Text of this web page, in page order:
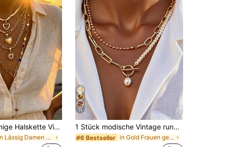
4er Set Y-förmige Halskette Vintage, elegant mehrlagig Herz Sonne bunte Strass Bling Bling glänzende Kette Schlangenkette minimalistische Kette Metall Stil Anhänger Halskette Mehrteiliges Set Y-förmige Halskette lange Halskette Mode einfach elegant exquisit Vintage Design Urlaub Ferien Party Date Geschenk täglicher Arbeitsweg
in Lässig Damen Halsketten-Sets
11
1 Stück modische Vintage runde Perlenkette mit mehrlagigem gestapeltem Perlen-Design und OT-Verschluss, geeignet für den täglichen und festlichen Gebrauch von Mädchen
#6 Bestseller in Gold Frauen geschichtete Halsketten